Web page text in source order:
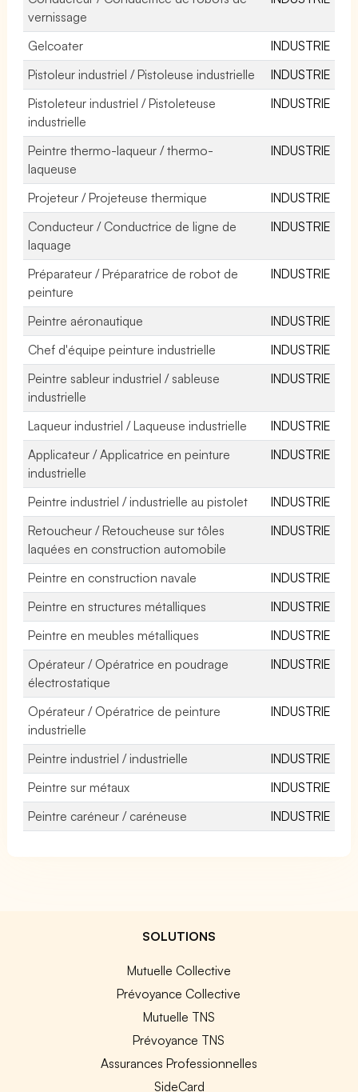
vernissage
Gelcoater
INDUSTRIE
Pistoleur industriel / Pistoleuse industrielle
INDUSTRIE
Pistoleteur industriel / Pistoleteuse
industrielle
INDUSTRIE
Peintre thermo-laqueur / thermo-
laqueuse
INDUSTRIE
Projeteur / Projeteuse thermique
INDUSTRIE
Conducteur / Conductrice de ligne de
laquage
INDUSTRIE
Préparateur / Préparatrice de robot de
peinture
INDUSTRIE
Peintre aéronautique
INDUSTRIE
Chef d'équipe peinture industrielle
INDUSTRIE
Peintre sableur industriel / sableuse
industrielle
INDUSTRIE
Laqueur industriel / Laqueuse industrielle
INDUSTRIE
Applicateur / Applicatrice en peinture
industrielle
INDUSTRIE
Peintre industriel / industrielle au pistolet
INDUSTRIE
Retoucheur / Retoucheuse sur tôles
laquées en construction automobile
INDUSTRIE
Peintre en construction navale
INDUSTRIE
Peintre en structures métalliques
INDUSTRIE
Peintre en meubles métalliques
INDUSTRIE
Opérateur / Opératrice en poudrage
électrostatique
INDUSTRIE
Opérateur / Opératrice de peinture
industrielle
INDUSTRIE
Peintre industriel / industrielle
INDUSTRIE
Peintre sur métaux
INDUSTRIE
Peintre caréneur / caréneuse
INDUSTRIE
SOLUTIONS
Mutuelle Collective
Prévoyance Collective
Mutuelle TNS
Prévoyance TNS
Assurances Professionnelles
SideCard